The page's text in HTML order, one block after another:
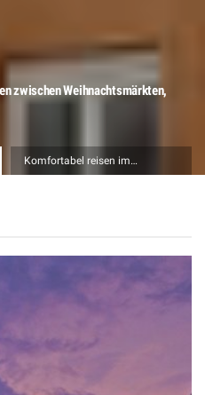
zwischen Weihnachtsmärkten,
Komfortabel reisen im
Wohnmobil: Die wichtigsten